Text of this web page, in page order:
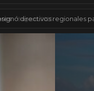
agéntica tiene un valor de